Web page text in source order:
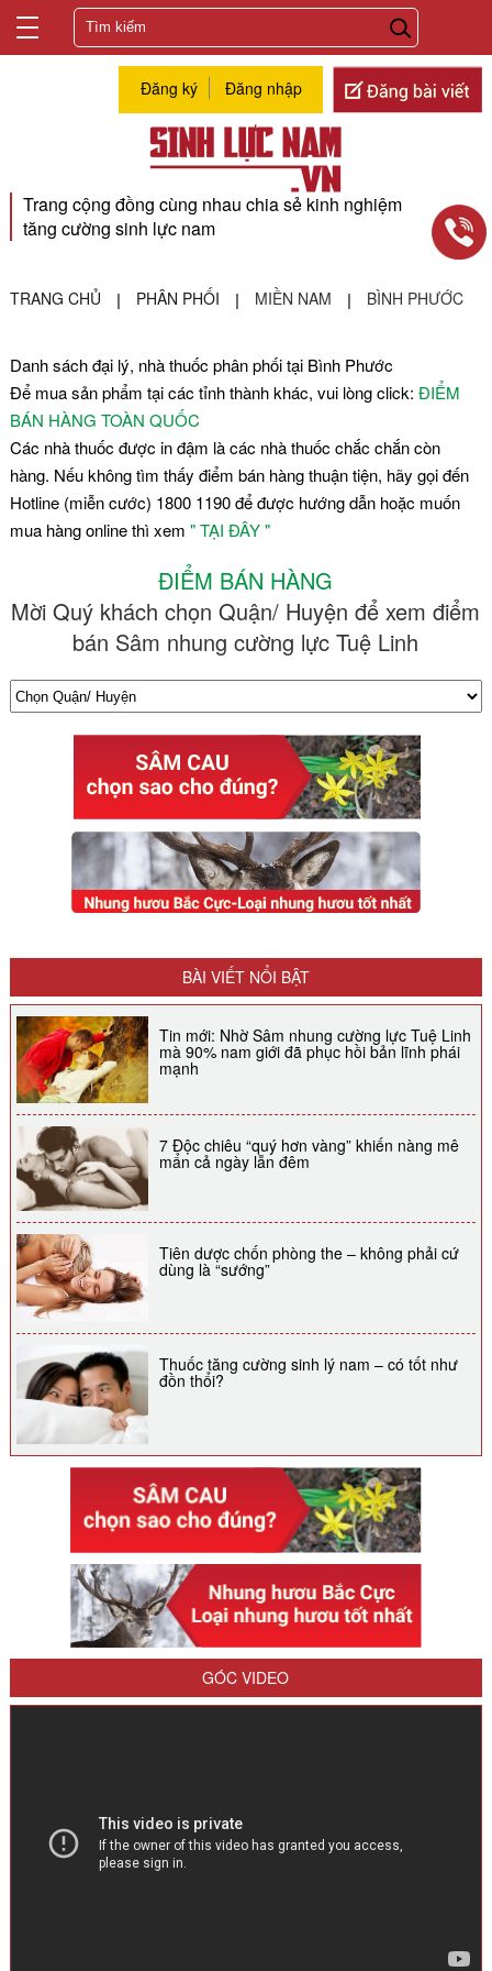
Đăng ký Đăng nhập
Trang cộng đồng cùng nhau chia sẻ kinh nghiệm
tăng cường sinh lực nam
TRANG CHỦ | PHÂN PHỐI | MIỀN NAM | BÌNH PHƯỚC
Danh sách đại lý, nhà thuốc phân phối tại Bình Phước
Để mua sản phẩm tại các tỉnh thành khác, vui lòng click: ĐIỂM
BÁN HÀNG TOÀN QUỐC
Các nhà thuốc được in đậm là các nhà thuốc chắc chắn còn
hàng. Nếu không tìm thấy điểm bán hàng thuận tiện, hãy gọi đến
Hotline (miễn cước) 1800 1190 để được hướng dẫn hoặc muốn
mua hàng online thì xem " TẠI ĐÂY "
ĐIỂM BÁN HÀNG
Mời Quý khách chọn Quận/ Huyện để xem điểm
bán Sâm nhung cường lực Tuệ Linh
BÀI VIẾT NỔI BẬT
Tin mới: Nhờ Sâm nhung cường lực Tuệ Linh
mà 90% nam giới đã phục hồi bản lĩnh phái
mạnh
7 Độc chiêu “quý hơn vàng” khiến nàng mê
mẩn cả ngày lẫn đêm
Tiên dược chốn phòng the – không phải cứ
dùng là “sướng”
Thuốc tăng cường sinh lý nam – có tốt như
đồn thổi?
GÓC VIDEO